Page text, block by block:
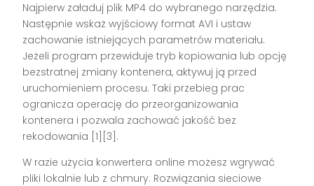
Najpierw załaduj plik MP4 do wybranego narzędzia.
Następnie wskaż wyjściowy format AVI i ustaw
zachowanie istniejących parametrów materiału.
Jeżeli program przewiduje tryb kopiowania lub opcję
bezstratnej zmiany kontenera, aktywuj ją przed
uruchomieniem procesu. Taki przebieg prac
ogranicza operację do przeorganizowania
kontenera i pozwala zachować jakość bez
rekodowania [1][3].
W razie użycia konwertera online możesz wgrywać
pliki lokalnie lub z chmury. Rozwiązania sieciowe